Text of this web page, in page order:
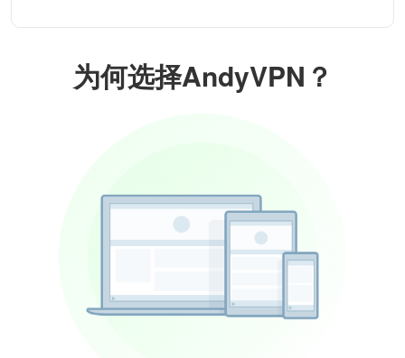
为何选择AndyVPN？